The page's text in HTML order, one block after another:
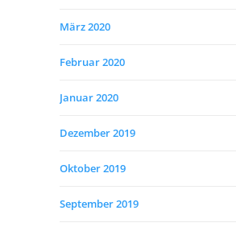
März 2020
Februar 2020
Januar 2020
Dezember 2019
Oktober 2019
September 2019